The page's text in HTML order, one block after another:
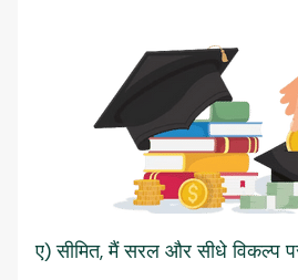
ए) सीमित, मैं सरल और सीधे विकल्प